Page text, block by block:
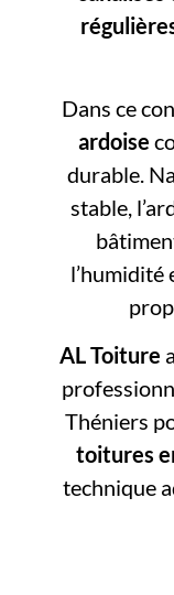
Dans ce
ardoise
durable.
stable,
l’humidité
AL Toiture
Théniers
toitures
technique